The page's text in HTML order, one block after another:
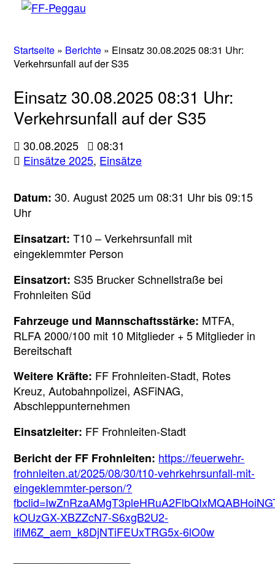
Startseite » Berichte » Einsatz 30.08.2025 08:31 Uhr:
Verkehrsunfall auf der S35
Einsatz 30.08.2025 08:31 Uhr:
Verkehrsunfall auf der S35
30.08.2025
08:31
Einsätze 2025, Einsätze
Datum: 30. August 2025 um 08:31 Uhr bis 09:15
Uhr
Einsatzart: T10 – Verkehrsunfall mit
eingeklemmter Person
Einsatzort: S35 Brucker Schnellstraße bei
Frohnleiten Süd
Fahrzeuge und Mannschaftsstärke: MTFA,
RLFA 2000/100 mit 10 Mitglieder + 5 Mitglieder in
Bereitschaft
Weitere Kräfte: FF Frohnleiten-Stadt, Rotes
Kreuz, Autobahnpolizei, ASFiNAG,
Abschleppunternehmen
Einsatzleiter: FF Frohnleiten-Stadt
Bericht der FF Frohnleiten: https://feuerwehr-
frohnleiten.at/2025/08/30/t10-vehrkehrsunfall-mit-
eingeklemmter-person/?
kOUzGX-XBZZcN7-S6xgB2U2-
ifiM6Z_aem_k8DjNTiFEUxTRG5x-6lO0w